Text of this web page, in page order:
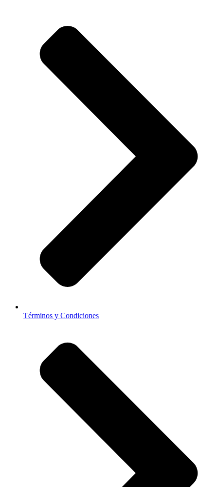
Términos y Condiciones